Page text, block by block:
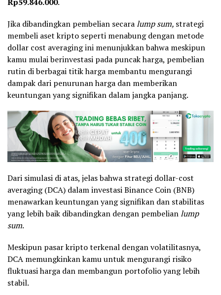
Jika dibandingkan pembelian secaralump sum, strategi
membeli aset kripto seperti menabung dengan metode
dollar cost averaging ini menunjukkan bahwa meskipun
kamu mulai berinvestasi pada puncak harga, pembelian
rutin di berbagai titik harga membantu mengurangi
dampak dari penurunan harga dan memberikan
keuntungan yang signifikan dalam jangka panjang.
Dari simulasi di atas, jelas bahwa strategi dollar-cost
averaging (DCA) dalam investasi Binance Coin (BNB)
menawarkan keuntungan yang signifikan dan stabilitas
yang lebih baik dibandingkan dengan pembelianlump
sum.
Meskipun pasar kripto terkenal dengan volatilitasnya,
DCA memungkinkan kamu untuk mengurangi risiko
fluktuasi harga dan membangun portofolio yang lebih
stabil.